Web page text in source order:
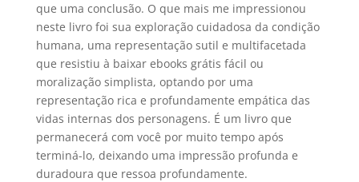
que uma conclusão. O que mais me impressionou
neste livro foi sua exploração cuidadosa da condição
humana, uma representação sutil e multifacetada
que resistiu à baixar ebooks grátis fácil ou
moralização simplista, optando por uma
representação rica e profundamente empática das
vidas internas dos personagens. É um livro que
permanecerá com você por muito tempo após
terminá-lo, deixando uma impressão profunda e
duradoura que ressoa profundamente.